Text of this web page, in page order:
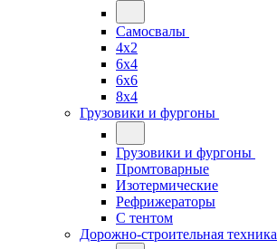
Самосвалы
4x2
6x4
6x6
8x4
Грузовики и фургоны
Грузовики и фургоны
Промтоварные
Изотермические
Рефрижераторы
С тентом
Дорожно-строительная техника